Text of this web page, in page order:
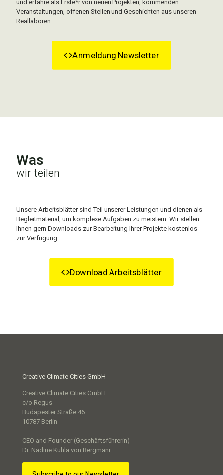
und erfahre als Erste*r von neuen Projekten, kommenden
Veranstaltungen, offenen Stellen und Geschichten aus unseren
Reallaboren.
Anmeldung Newsletter
Was
wir teilen
Unsere Arbeitsblätter sind Teil unserer Leistungen und dienen als
Begleitmaterial, um komplexe Aufgaben zu meistern. Wir stellen
Ihnen gern Downloads zur Bearbeitung Ihrer Projekte kostenlos
zur Verfügung.
Download Arbeitsblätter
Creative Climate Cities GmbH
Creative Climate Cities GmbH
c/o Regus
Budapester Straße 46
10787 Berlin
CEO and Founder (Geschäftsführerin)
Dr. Nadine Kuhla von Bergmann